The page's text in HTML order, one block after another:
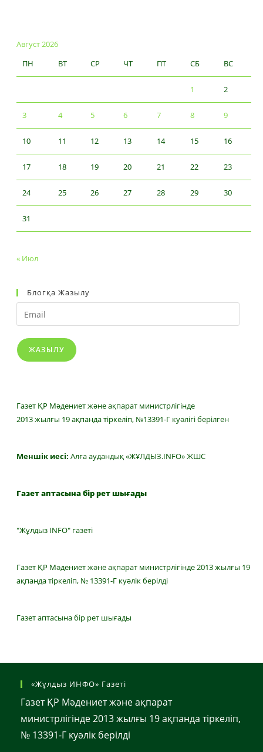
Август 2026
ПН
ВТ СР ЧТ ПТ СБ ВС
1 2
3 4 5 6 7 8 9
10 11 12 13 14 15 16
17 18 19 20 21 22 23
24 25 26 27 28 29 30
31
« Июл
Блогқа Жазылу
Email
ЖАЗЫЛУ
Газет ҚР Мәдениет және ақпарат министрлігінде
2013 жылғы 19 ақпанда тіркеліп, №13391-Г куәлігі берілген
Меншік иесі: Алға аудандық «ЖҰЛДЫЗ.INFO» ЖШС
Газет аптасына бір рет шығады
"Жұлдыз INFO" газеті
Газет ҚР Мәдениет және ақпарат министрлігінде 2013 жылғы 19
ақпанда тіркеліп, № 13391-Г куәлік берілді
Газет аптасына бір рет шығады
«Жұлдыз ИНФО» Газеті
Газет ҚР Мәдениет және ақпарат
министрлігінде 2013 жылғы 19 ақпанда тіркеліп,
№ 13391-Г куәлік берілді